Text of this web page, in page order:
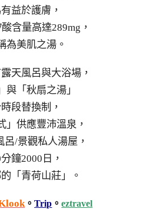
益於護膚，
含量高達289mg，
為美肌之湯。
天風呂與大浴場，
與「秋扇之湯」
段替換制，
」供應豐沛溫泉，
/景觀私人湯屋，
鐘2000日，
「青荷山莊」。
。Trip 。eztravel